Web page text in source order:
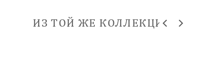
ИЗ ТОЙ ЖЕ КОЛЛЕКЦИИ